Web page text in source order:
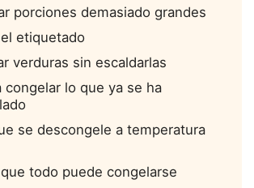
porciones demasiado grandes
etiquetado
verduras sin escaldarlas
congelar lo que ya se ha
se descongele a temperatura
todo puede congelarse